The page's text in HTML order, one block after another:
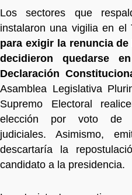
Los sectores que
instalaron una vigilia en el
para exigir la renuncia
decidieron quedarse
Declaración
Asamblea Legislativa
Supremo Electoral
elección por voto de
judiciales. Asimismo,
descartaría la
candidato a la presidencia.